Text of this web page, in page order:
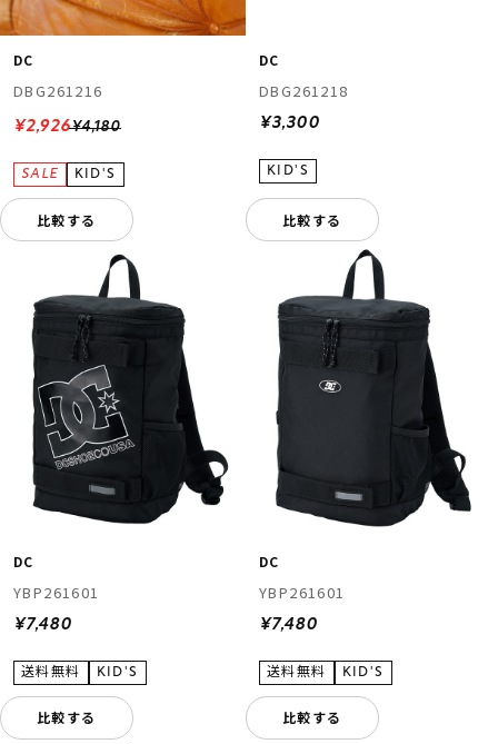
DC
DBG261216
¥4,180
¥2,926
比較する
DC
DBG261218
¥3,300
比較する
DC
YBP261601
¥7,480
比較する
DC
YBP261601
¥7,480
比較する